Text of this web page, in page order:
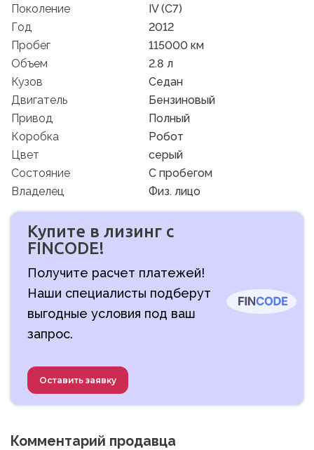
Поколение
IV (C7)
Год
2012
Пробег
115000 км
Объем
2.8 л
Кузов
Седан
Двигатель
Бензиновый
Привод
Полный
Коробка
Робот
Цвет
серый
Состояние
C пробегом
Владелец
Физ. лицо
Купите в лизинг с
FINCODE!
Получите расчет платежей!
Наши специалисты подберут
выгодные условия под ваш
запрос.
Оставить заявку
Комментарий продавца